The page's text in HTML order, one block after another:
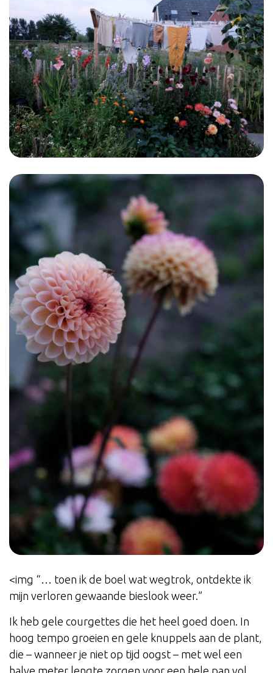
<img “… toen ik de boel wat wegtrok, ontdekte ik
mijn verloren gewaande bieslook weer.”
Ik heb gele courgettes die het heel goed doen. In
hoog tempo groeien en gele knuppels aan de plant,
die – wanneer je niet op tijd oogst – met wel een